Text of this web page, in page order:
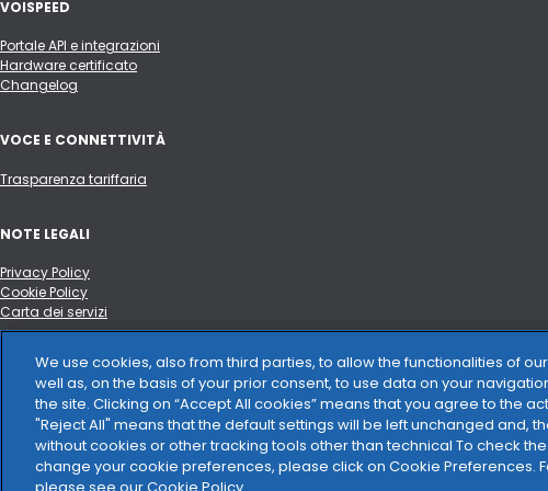
VOISPEED
Portale API e integrazioni
Hardware certificato
Changelog
VOCE E CONNETTIVITÀ
Trasparenza tariffaria
NOTE LEGALI
Privacy Policy
Cookie Policy
Carta dei servizi
GDPR
TeamSystem S.p.A. società con socio unico soggetta all’attività di direzione e
Cap. Soc. € 24.000.000 I.v. – C.C.I.A.A. delle Marche – P.I. 01035310414
We use cookies, also from third parties, to allow the functionalities of
well as, on the basis of your prior consent, to use data on your
the site. Clicking on “Accept All cookies” means that you agree to the
"Reject All" means that the default settings will be left unchanged and,
without cookies or other tracking tools other than technical To check
change your cookie preferences, please click on Cookie Preferences.